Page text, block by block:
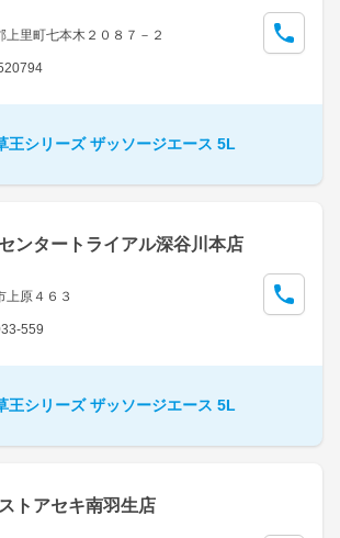
上里町七本木２０８７－２
王シリーズ ザッソージエース 5L
ンタートライアル深谷川本店
上原４６３
559
王シリーズ ザッソージエース 5L
トアセキ南羽生店